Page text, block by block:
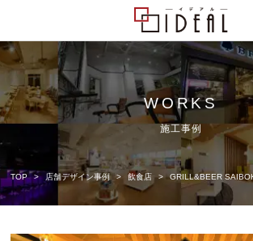
WORKS
施工事例
TOP 店舗デザイン事例 飲食店 GRILL&BEER